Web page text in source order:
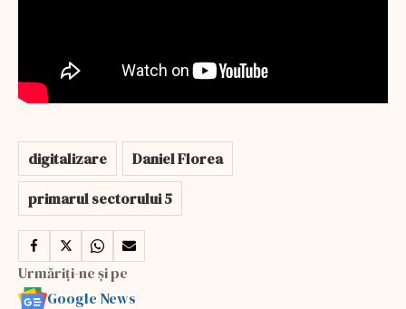
digitalizare
Daniel Florea
primarul sectorului 5
Urmăriți-ne și pe
Google News